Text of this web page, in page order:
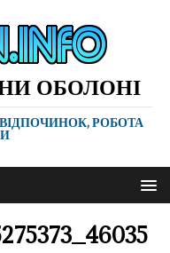
ОБОЛОНІ
ВІДПОЧИНОК, РОБОТА